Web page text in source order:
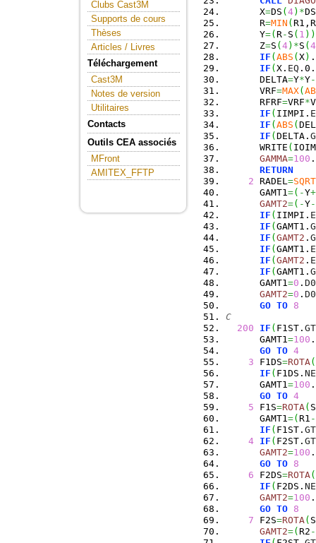
Clubs Cast3M
Supports de cours
Thèses
Articles / Livres
Téléchargement
Cast3M
Notes de version
Utilitaires
Contacts
Outils CEA associés
MFront
AMITEX_FFTP
      X
=DS (4) *DS
      R
=MIN (
      Y
=(R- S ( 1 ) )
      Z
=S (4) *S (4
IF (ABS (X) .
IF (X. EQ .0.
      DELTA
=Y*Y-
      VRF
=MAX(
      RFRF
=VRF*
IF ( IIMPI.
IF (ABS (
IF (DELTA.
      WRITE
(
GAMMA=100 .
RETURN
2 RADEL =SQRT
      GAMT1
=( -Y+
GAMT2=( -Y-
IF ( IIMPI.
IF (GAMT1.
IF (GAMT2 .
IF (GAMT1.
IF (GAMT2 .
IF (GAMT1.
      GAMT1
=0 . D0
GAMT2=0 . D0
GO TO 8
C
200
IF ( F1ST. GT
      GAMT1
=100 .
GO TO 4
3 F1DS=ROTA (
IF ( F1DS. NE
      GAMT1
=100 .
GO TO 4
5 F1S=ROTA (
      GAMT1
=(R1 -
IF ( F1ST. GT
4 IF ( F2ST. GT
GAMT2=100 .
GO TO 8
6 F2DS=ROTA (
IF ( F2DS. NE
GAMT2=100 .
GO TO 8
7 F2S=ROTA (
GAMT2=(R2 -